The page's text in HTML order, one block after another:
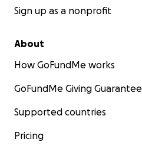
Sign up as a nonprofit
About
How GoFundMe works
GoFundMe Giving Guarantee
Supported countries
Pricing